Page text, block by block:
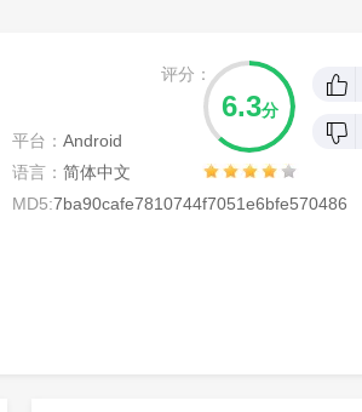
平台： Android
语言： 简体中文
MD5:7ba90cafe7810744f7051e6bfe570486
评分：
6.3分